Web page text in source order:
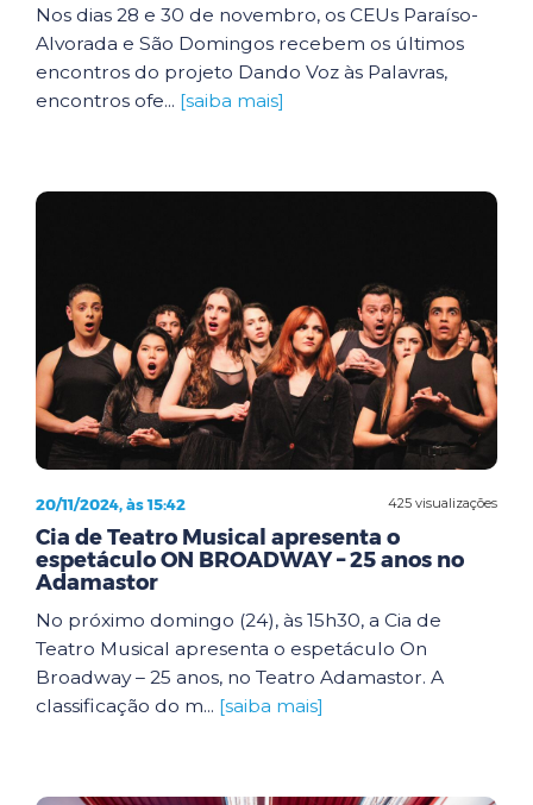
Nos dias 28 e 30 de novembro, os CEUs Paraíso-
Alvorada e São Domingos recebem os últimos
encontros do projeto Dando Voz às Palavras,
encontros ofe... [saiba mais]
425 visualizações
20/11/2024, às 15:42
Cia de Teatro Musical apresenta o
espetáculo ON BROADWAY – 25 anos no
Adamastor
No próximo domingo (24), às 15h30, a Cia de
Teatro Musical apresenta o espetáculo On
Broadway – 25 anos, no Teatro Adamastor. A
classificação do m... [saiba mais]